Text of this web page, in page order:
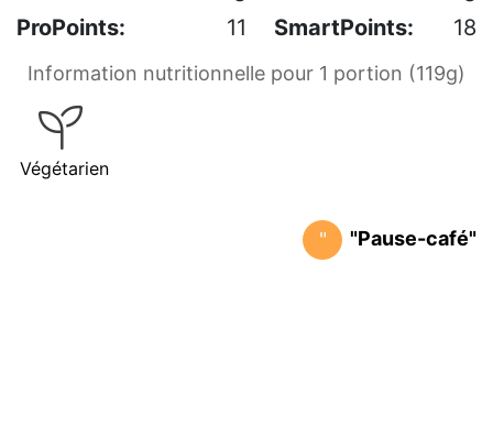
ProPoints:
11 SmartPoints: 18
Information nutritionnelle pour 1 portion (119g)
Végétarien
" "Pause-café"